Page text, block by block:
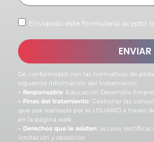
Enviando este formulario acepto la
ENVIAR
De conformidad con las normativas de
siguiente información del tratamiento:
– Responsable: Educación Desarrollo
– Fines del tratamiento: Gestionar las
que sea realizada por el USUARIO a través
en la página web
– Derechos que le asisten: acceso,
limitación y oposición